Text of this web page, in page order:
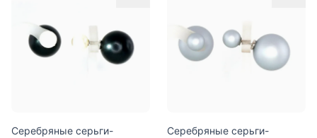
Серебряные серьги-
Серебряные серьги-